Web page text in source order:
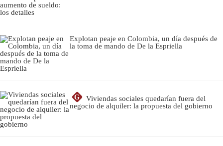
Explotan peaje en Colombia, un día después de
la toma de mando de De la Espriella
G
Viviendas sociales quedarían fuera del
negocio de alquiler: la propuesta del gobierno